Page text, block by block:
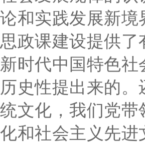
论和实践发展新
思政课建设提供
新时代中国特色
历史性提出来的
统文化，我们党
化和社会主义先